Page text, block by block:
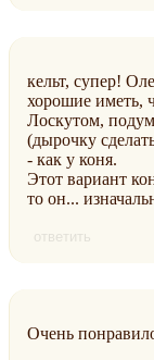
кельт, супер!
хорошие иметь,
Лоскутом,
(дырочку
- как у коня.
Этот вариант
то он...
ответить
Очень